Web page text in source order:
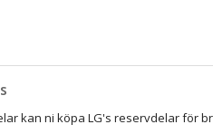
kan ni köpa LG's reservdelar för